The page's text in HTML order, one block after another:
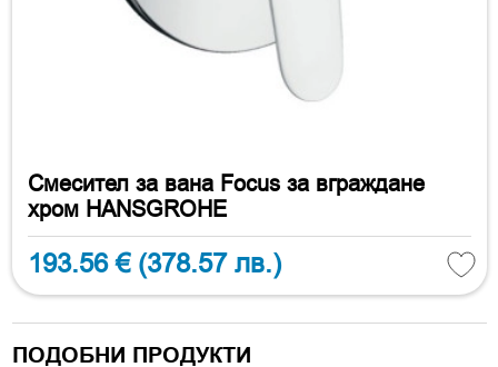
Смесител за вана Focus за вграждане
хром HANSGROHE
193.56 € (378.57 лв.)
ПОДОБНИ ПРОДУКТИ